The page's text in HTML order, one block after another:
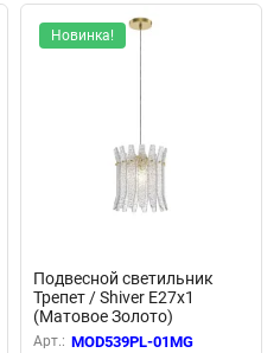
Новинка!
Подвесной светильник
Трепет / Shiver E27х1
(Матовое Золото)
MOD539PL-01MG
Арт.: MOD539PL-01MG